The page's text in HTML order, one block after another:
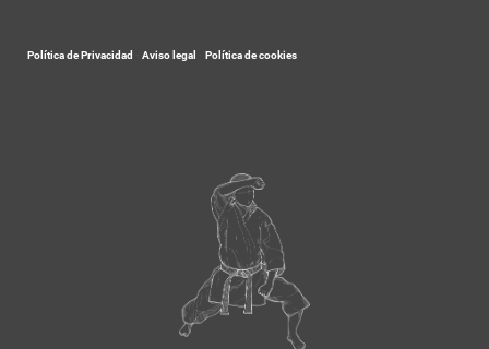
Política de Privacidad Aviso legal Política de cookies